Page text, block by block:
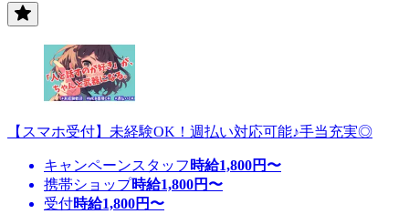
【スマホ受付】未経験OK！週払い対応可能♪手当充実◎
キャンペーンスタッフ 時給1,800円〜
携帯ショップ時給1,800円〜
受付時給1,800円〜